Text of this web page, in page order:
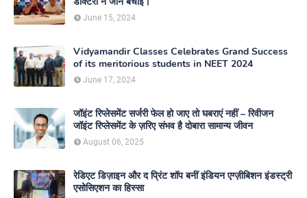
June 15, 2024
Vidyamandir Classes Celebrates Grand Success
of its meritorious students in NEET 2024
June 17, 2024
जॉइंट रिप्लेसमेंट सर्जरी फेल हो जाए तो घबराएं नहीं – रिवीजन
जॉइंट रिप्लेसमेंट के ज़रिए संभव है दोबारा सामान्य जीवन
August 06, 2025
रेडिएट डिज़ाइन और द प्रिंट शॉप बनीं इंडियन एग्ज़ीबिशन इंडस्ट्री
एसोसिएशन का हिस्सा